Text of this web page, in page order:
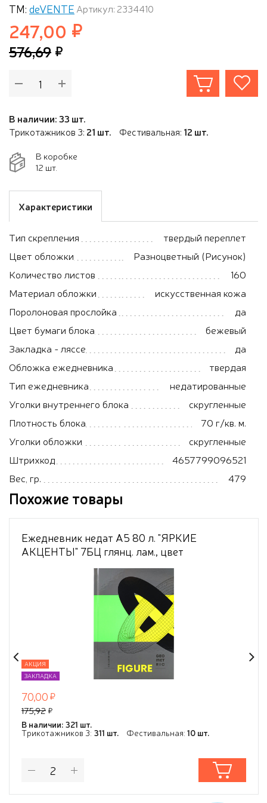
ТМ: deVENTE Артикул: 2334410
247,00
576,69
В наличии: 33 шт.
Трикотажников 3: 21 шт. Фестивальная: 12 шт.
В коробке
12 шт.
Характеристики
Тип скрепления
твердый переплет
Цвет обложки
Разноцветный (Рисунок)
Количество листов
160
Материал обложки
искусственная кожа
Поролоновая прослойка
да
Цвет бумаги блока
бежевый
Закладка - ляссе
да
Обложка ежедневника
твердая
Тип ежедневника
недатированные
Уголки внутреннего блока
скругленные
Плотность блока
70 г/кв. м.
Уголки обложки
скругленные
Штрихкод
4657799096521
Вес, гр.
479
Похожие товары
Ежедневник недат А5 80 л. "ЯРКИЕ
АКЦЕНТЫ" 7БЦ глянц. лам., цвет
мелов.облож, ТМ"Collezione"
АКЦИЯ
ЗАКЛАДКА
70,00
175,92
В наличии: 321 шт.
Трикотажников 3: 311 шт. Фестивальная: 10 шт.